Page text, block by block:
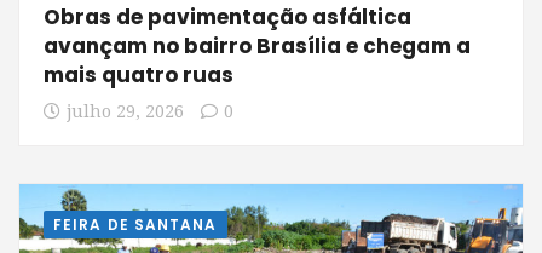
Obras de pavimentação asfáltica
avançam no bairro Brasília e chegam a
mais quatro ruas
julho 29, 2026 0
FEIRA DE SANTANA